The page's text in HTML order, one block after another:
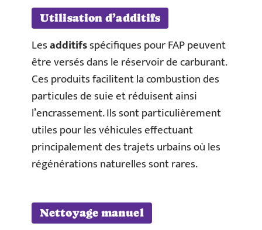
Utilisation d’additifs
Lesadditifsspécifiques pour FAP peuvent
être versés dans le réservoir de carburant.
Ces produits facilitent la combustion des
particules de suie et réduisent ainsi
l’encrassement. Ils sont particulièrement
utiles pour les véhicules effectuant
principalement des trajets urbains où les
régénérations naturelles sont rares.
Nettoyage manuel